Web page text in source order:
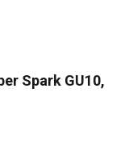
Spark GU10,